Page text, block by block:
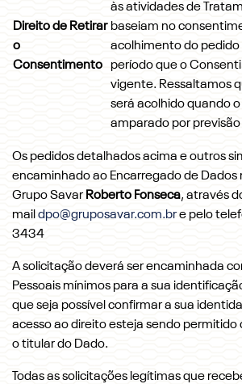
Direito de Retirar
o
Consentimento
às atividades de
baseiam no
acolhimento do
período que o
vigente. Ressaltamos
será acolhido quando
amparado por previsão
Os pedidos detalhados acima e outros
encaminhado ao Encarregado de Dados
Grupo Savar Roberto Fonseca, através
mail dpo@gruposavar.com.bre pelo
3434
A solicitação deverá ser encaminhada
Pessoais mínimos para a sua
que seja possível confirmar a sua
acesso ao direito esteja sendo
o titular do Dado.
Todas as solicitações legítimas que